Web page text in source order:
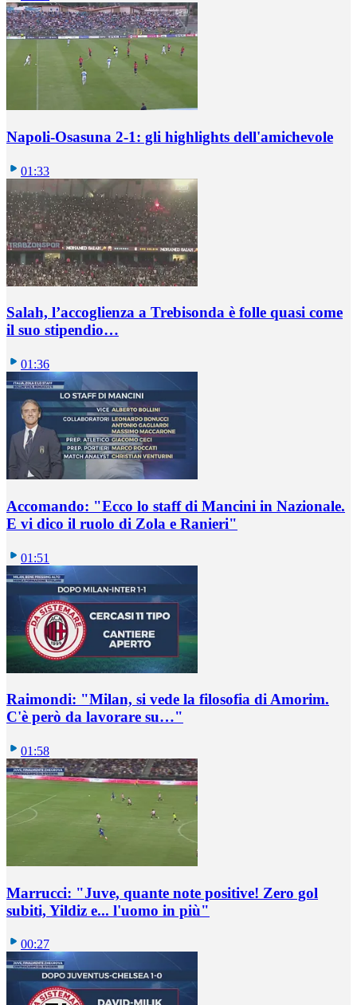
Napoli-Osasuna 2-1: gli highlights dell'amichevole
01:33
Salah, l’accoglienza a Trebisonda è folle quasi come
il suo stipendio…
01:36
Accomando: "Ecco lo staff di Mancini in Nazionale.
E vi dico il ruolo di Zola e Ranieri"
01:51
Raimondi: "Milan, si vede la filosofia di Amorim.
C'è però da lavorare su…"
01:58
Marrucci: "Juve, quante note positive! Zero gol
subiti, Yildiz e... l'uomo in più"
00:27